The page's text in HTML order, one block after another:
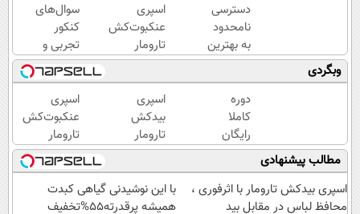
دسترسی
نامحدود
به بهترین
آموزش‌ها
تا روز
کنکور
اسپری
عنکبوت‌‌کش
تارومار
ازبین‌برنده
انواع
عنکبوت
سوال‌های
کنکور
تجربی و
ریاضی در
پکیج ماز
وبگردی
دوره
کاملا
رایگان
گروه
آموزشی
ماز
(برای
اسپری
بیدکش
تارومار
با
اثرفوری
،
محافظ
اسپری
عنکبوت‌‌کش
تارومار
ازبین‌برنده
انواع
عنکبوت
مطالب پیشنهادی
اسپری بیدکش تارومار با اثرفوری ،
محافظ لباس در مقابل بید
با این نوشیدنی گیاهی کبدت
همیشه پرقدرته55%تخفیف